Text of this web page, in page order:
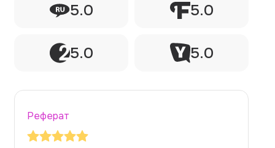
5.0 5.0
5.0 5.0
Реферат